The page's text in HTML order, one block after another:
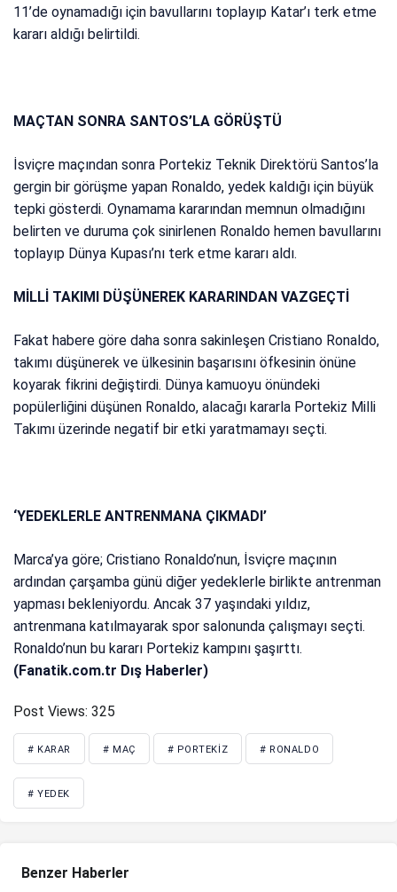
11’de oynamadığı için bavullarını toplayıp Katar’ı terk etme
kararı aldığı belirtildi.
MAÇTAN SONRA SANTOS’LA GÖRÜŞTÜ
İsviçre maçından sonra Portekiz Teknik Direktörü Santos’la
gergin bir görüşme yapan Ronaldo, yedek kaldığı için büyük
tepki gösterdi. Oynamama kararından memnun olmadığını
belirten ve duruma çok sinirlenen Ronaldo hemen bavullarını
toplayıp Dünya Kupası’nı terk etme kararı aldı.
MİLLİ TAKIMI DÜŞÜNEREK KARARINDAN VAZGEÇTİ
Fakat habere göre daha sonra sakinleşen Cristiano Ronaldo,
takımı düşünerek ve ülkesinin başarısını öfkesinin önüne
koyarak fikrini değiştirdi. Dünya kamuoyu önündeki
popülerliğini düşünen Ronaldo, alacağı kararla Portekiz Milli
Takımı üzerinde negatif bir etki yaratmamayı seçti.
‘YEDEKLERLE ANTRENMANA ÇIKMADI’
Marca’ya göre; Cristiano Ronaldo’nun, İsviçre maçının
ardından çarşamba günü diğer yedeklerle birlikte antrenman
yapması bekleniyordu. Ancak 37 yaşındaki yıldız,
antrenmana katılmayarak spor salonunda çalışmayı seçti.
Ronaldo’nun bu kararı Portekiz kampını şaşırttı.
(Fanatik.com.tr Dış Haberler)
Post Views: 325
# KARAR # MAÇ # PORTEKIZ # RONALDO
# YEDEK
Benzer Haberler